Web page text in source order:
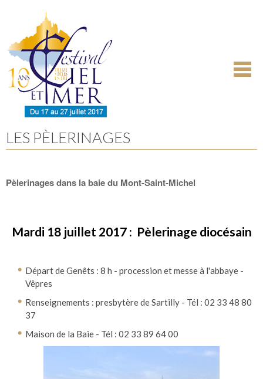
la
navigation
LES PÈLERINAGES
Pèlerinages dans la baie du Mont-Saint-Michel
Mardi 18 juillet 2017 : Pèlerinage diocésain
Départ de Genêts : 8 h - procession et messe à l'abbaye -
Vêpres
Renseignements : presbytère de Sartilly - Tél : 02 33 48 80
37
Maison de la Baie - Tél : 02 33 89 64 00